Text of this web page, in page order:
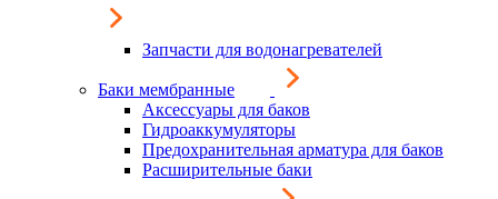
Запчасти для водонагревателей
Баки мембранные
Аксессуары для баков
Гидроаккумуляторы
Предохранительная арматура для баков
Расширительные баки